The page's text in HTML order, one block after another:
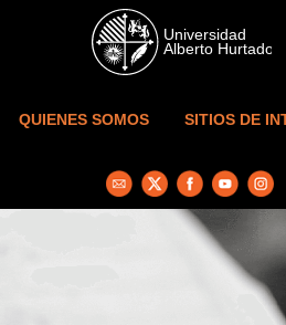
Skip to main content
QUIENES SOMOS SITIOS DE